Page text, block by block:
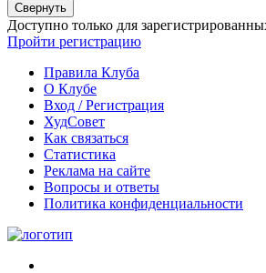
Свернуть
Доступно только для
Пройти регистрацию
Правила Клуба
О Клубе
Вход / Регистрация
ХудСовет
Как связаться
Статистика
Реклама на сайте
Вопросы и ответы
Политика конфиденциальности